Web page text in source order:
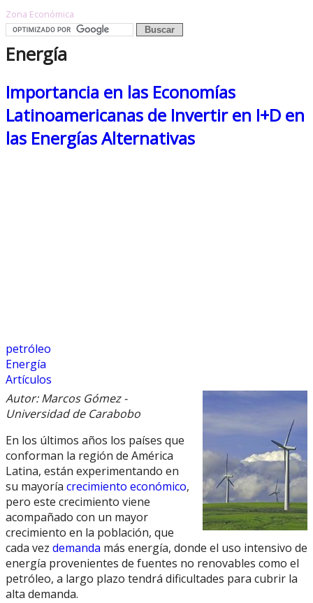
Zona Económica
Energía
Importancia en las Economías
Latinoamericanas de Invertir en I+D en
las Energías Alternativas
petróleo
Energía
Artículos
Autor: Marcos Gómez -
Universidad de Carabobo
En los últimos años los países que
conforman la región de América
Latina, están experimentando en
su mayoría crecimiento económico,
pero este crecimiento viene
acompañado con un mayor
crecimiento en la población, que
cada vez demanda más energía, donde el uso intensivo de
energía provenientes de fuentes no renovables como el
petróleo, a largo plazo tendrá dificultades para cubrir la
alta demanda.